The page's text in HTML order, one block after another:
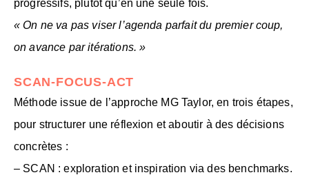
progressifs, plutôt qu’en une seule fois.
« On ne va pas viser l’agenda parfait du premier coup,
on avance par itérations. »
SCAN-FOCUS-ACT
Méthode issue de l’approche MG Taylor, en trois étapes,
pour structurer une réflexion et aboutir à des décisions
concrètes :
– SCAN : exploration et inspiration via des benchmarks.